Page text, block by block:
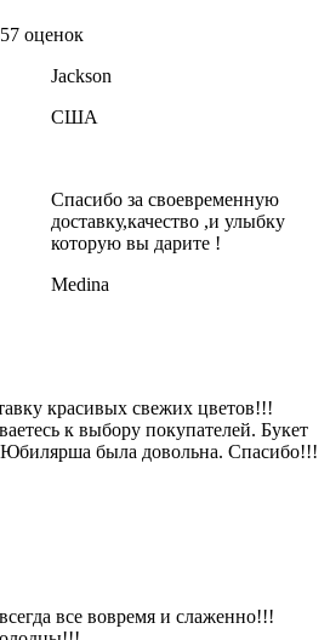
оценок
Jackson
США
Спасибо за своевременную
доставку,качество ,и улыбку
которую вы дарите !
Medina
красивых свежих цветов!!!
к выбору покупателей. Букет
Юбилярша была довольна. Спасибо!!!
все вовремя и слаженно!!!